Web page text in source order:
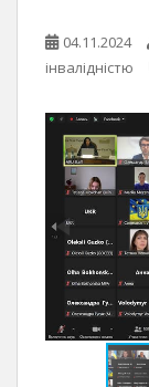
04.11.2024
інвалідністю